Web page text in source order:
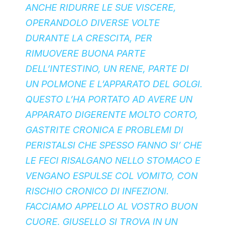
ANCHE RIDURRE LE SUE VISCERE,
OPERANDOLO DIVERSE VOLTE
DURANTE LA CRESCITA, PER
RIMUOVERE BUONA PARTE
DELL’INTESTINO, UN RENE, PARTE DI
UN POLMONE E L’APPARATO DEL GOLGI.
QUESTO L’HA PORTATO AD AVERE UN
APPARATO DIGERENTE MOLTO CORTO,
GASTRITE CRONICA E PROBLEMI DI
PERISTALSI CHE SPESSO FANNO SI’ CHE
LE FECI RISALGANO NELLO STOMACO E
VENGANO ESPULSE COL VOMITO, CON
RISCHIO CRONICO DI INFEZIONI.
FACCIAMO APPELLO AL VOSTRO BUON
CUORE. GIUSELLO SI TROVA IN UN